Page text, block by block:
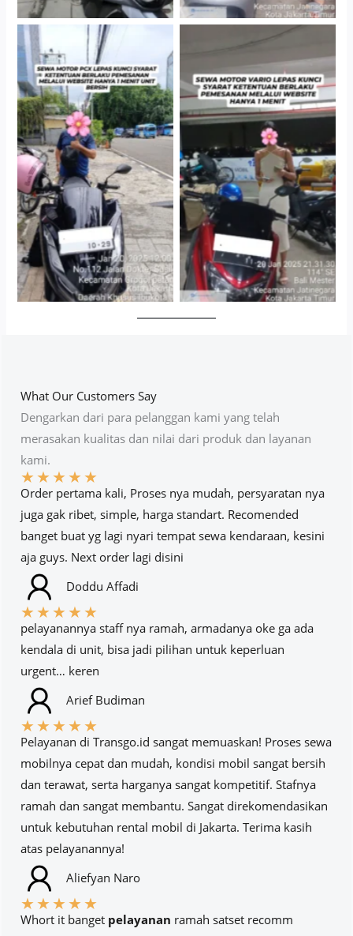
Antar Jemput Kendaraan
Cityplaza Jatinegara
Gedung Parkir P6A
What Our Customers Say
Dengarkan dari para pelanggan kami yang telah
merasakan kualitas dan nilai dari produk dan layanan
kami.
★★★★★
Order pertama kali, Proses nya mudah, persyaratan nya
juga gak ribet, simple, harga standart. Recomended
banget buat yg lagi nyari tempat sewa kendaraan, kesini
aja guys. Next order lagi disini
Doddu Affadi
★★★★★
pelayanannya staff nya ramah, armadanya oke ga ada
kendala di unit, bisa jadi pilihan untuk keperluan
urgent… keren
Arief Budiman
★★★★★
Pelayanan di Transgo.id sangat memuaskan! Proses sewa
mobilnya cepat dan mudah, kondisi mobil sangat bersih
dan terawat, serta harganya sangat kompetitif. Stafnya
ramah dan sangat membantu. Sangat direkomendasikan
untuk kebutuhan rental mobil di Jakarta. Terima kasih
atas pelayanannya!
Aliefyan Naro
★★★★★
Whort it banget pelayanan ramah satset recomm